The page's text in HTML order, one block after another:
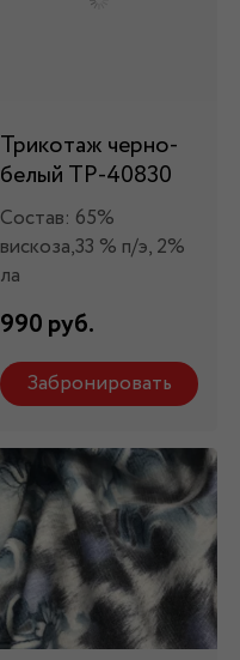
Трикотаж черно-
белый ТР-40830
Состав: 65%
вискоза,33 % п/э, 2%
ла
990 руб.
Забронировать